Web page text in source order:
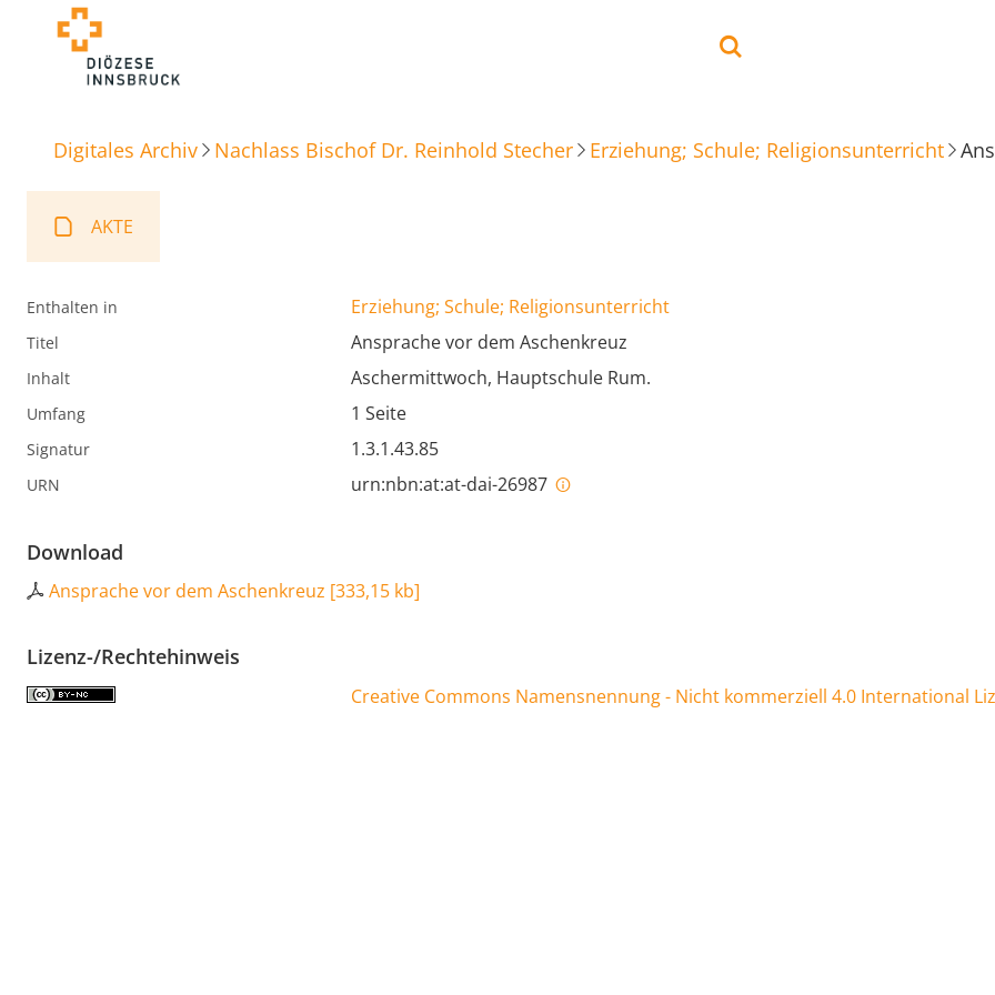
Digitales Archiv Nachlass Bischof Dr. Reinhold Stecher Erziehung; Schule; Religionsunterricht
AKTE
Enthalten in Erziehung; Schule; Religionsunterricht
Titel Ansprache vor dem Aschenkreuz
Inhalt Aschermittwoch, Hauptschule Rum.
Umfang 1 Seite
Signatur 1.3.1.43.85
URN urn:nbn:at:at-dai-26987
Download
Ansprache vor dem Aschenkreuz [333,15 kb]
Lizenz-/Rechtehinweis
Creative Commons Namensnennung - Nicht kommerziell 4.0 International